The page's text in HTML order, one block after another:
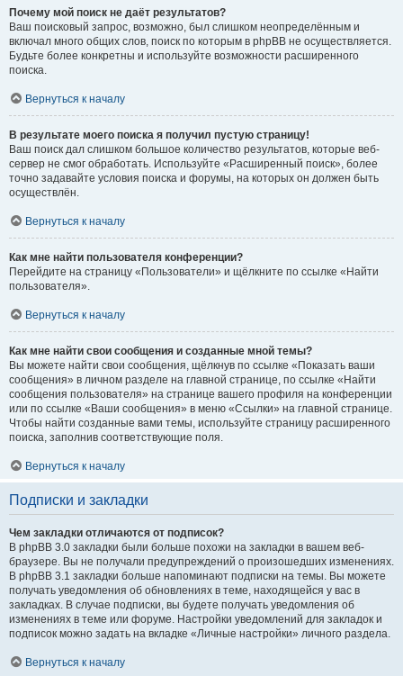
Почему мой поиск не даёт результатов?
Ваш поисковый запрос, возможно, был слишком неопределённым и
включал много общих слов, поиск по которым в phpBB не осуществляется.
Будьте более конкретны и используйте возможности расширенного
поиска.
Вернуться к началу
В результате моего поиска я получил пустую страницу!
Ваш поиск дал слишком большое количество результатов, которые веб-
сервер не смог обработать. Используйте «Расширенный поиск», более
точно задавайте условия поиска и форумы, на которых он должен быть
осуществлён.
Вернуться к началу
Как мне найти пользователя конференции?
Перейдите на страницу «Пользователи» и щёлкните по ссылке «Найти
пользователя».
Вернуться к началу
Как мне найти свои сообщения и созданные мной темы?
Вы можете найти свои сообщения, щёлкнув по ссылке «Показать ваши
сообщения» в личном разделе на главной странице, по ссылке «Найти
сообщения пользователя» на странице вашего профиля на конференции
или по ссылке «Ваши сообщения» в меню «Ссылки» на главной странице.
Чтобы найти созданные вами темы, используйте страницу расширенного
поиска, заполнив соответствующие поля.
Вернуться к началу
Подписки и закладки
Чем закладки отличаются от подписок?
В phpBB 3.0 закладки были больше похожи на закладки в вашем веб-
браузере. Вы не получали предупреждений о произошедших изменениях.
В phpBB 3.1 закладки больше напоминают подписки на темы. Вы можете
получать уведомления об обновлениях в теме, находящейся у вас в
закладках. В случае подписки, вы будете получать уведомления об
изменениях в теме или форуме. Настройки уведомлений для закладок и
подписок можно задать на вкладке «Личные настройки» личного раздела.
Вернуться к началу